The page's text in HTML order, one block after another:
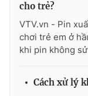
cho trẻ?
VTV.vn - Pin
chơi trẻ em ở
khi pin không
Cách xử lý